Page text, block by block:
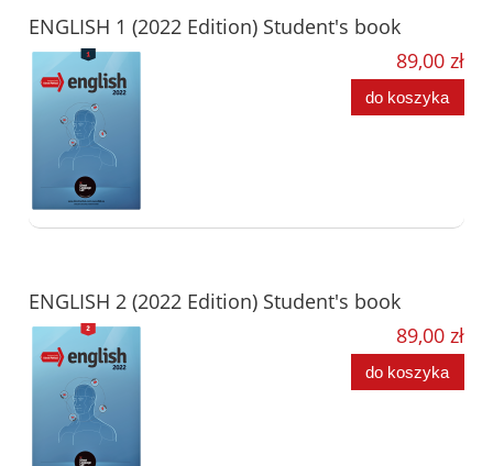
ENGLISH 1 (2022 Edition) Student's book
89,00 zł
do koszyka
ENGLISH 2 (2022 Edition) Student's book
89,00 zł
do koszyka